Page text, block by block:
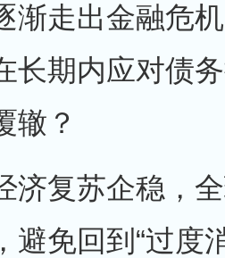
渐走出金融危
长期内应对债
辙？
济复苏企稳，
避免回到“过度